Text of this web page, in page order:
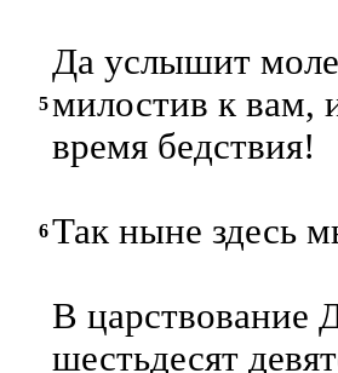
5
Да услышит
милостив к вам,
время бедствия!
6Так ныне здесь
В царствование
шестьдесят